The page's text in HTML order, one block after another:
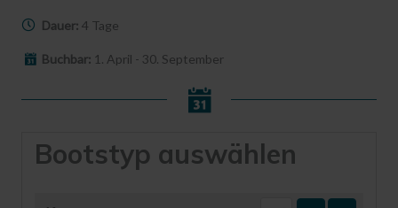
Dauer: 4 Tage
Buchbar: 1. April - 30. September
Bootstyp auswählen